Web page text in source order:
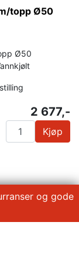
topp Ø50
Ø50
2 677,-
Kjøp
og gode